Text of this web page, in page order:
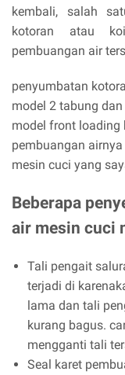
kembali, salah
kotoran atau
pembuangan air
penyumbatan
model 2 tabung
model front loading
pembuangan
mesin cuci yang
Beberapa
air mesin cuci
Tali pengait
terjadi di
lama dan tali
kurang bagus.
mengganti tali
Seal karet